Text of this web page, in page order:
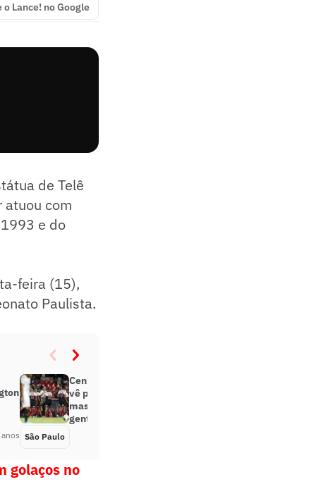
o Lance! no Google
de Telê
atuou com
e do
feira (15),
Paulista.
Ceni analisa goleada o São Paulo,
vê primeiro tempo lento do time,
mas ressalta: ‘Um dia bacana para
gente’
São Paulo
golaços no